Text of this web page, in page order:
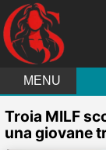
MENU
Troia MILF
una giovane